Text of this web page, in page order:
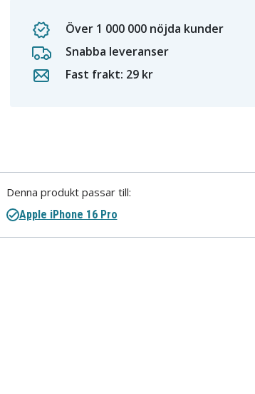
Över 1 000 000 nöjda kunder
Snabba leveranser
Fast frakt: 29 kr
Denna produkt passar till:
Apple iPhone 16 Pro